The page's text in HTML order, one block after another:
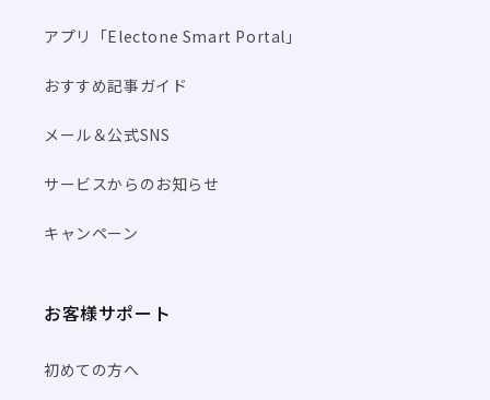
アプリ「Electone Smart Portal」
おすすめ記事ガイド
メール＆公式SNS
サービスからのお知らせ
キャンペーン
お客様サポート
初めての方へ